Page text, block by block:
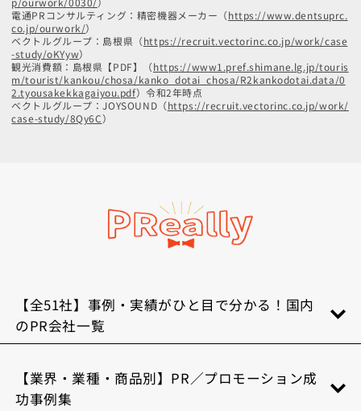
電通PRコンサルティング：精密機器メーカー（https://www.dentsuprc.
co.jp/ourwork/）
ベクトルグループ：島根県（https://recruit.vectorinc.co.jp/work/case
-study/oKYyw）
観光消費額：島根県【PDF】（https://www1.pref.shimane.lg.jp/touris
m/tourist/kankou/chosa/kanko_dotai_chosa/R2kankodotai.data/0
2.tyousakekkagaiyou.pdf）令和2年時点
ベクトルグループ：JOYSOUND（https://recruit.vectorinc.co.jp/work/
case-study/8Qy6C）
【全51社】事例・実績がひと目で分かる！国内
のPR会社一覧
【業界・業種・商品別】PR／プロモーション成
功事例集